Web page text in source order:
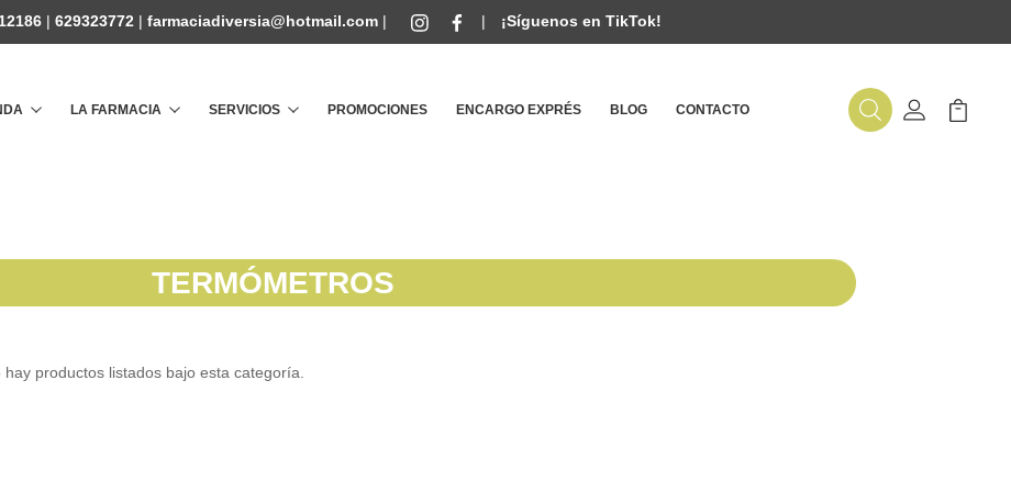
| 629323772| farmaciadiversia@hotmail.com| | ¡Síguenos en TikTok!
LA FARMACIA SERVICIOS PROMOCIONES ENCARGO EXPRÉS BLOG CONTACTO BuscarMi Cuenta
Mi
TERMÓMETROS
hay productos listados bajo esta categoría.